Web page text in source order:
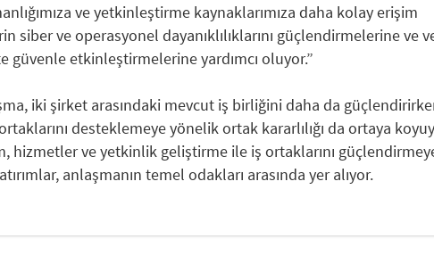
ve yetkinleştirme kaynaklarımıza daha kolay erişim
siber ve operasyonel dayanıklılıklarını güçlendirmelerine ve
güvenle etkinleştirmelerine yardımcı oluyor.”
iki şirket arasındaki mevcut iş birliğini daha da
desteklemeye yönelik ortak kararlılığı da ortaya
hizmetler ve yetkinlik geliştirme ile iş ortaklarını
anlaşmanın temel odakları arasında yer alıyor.